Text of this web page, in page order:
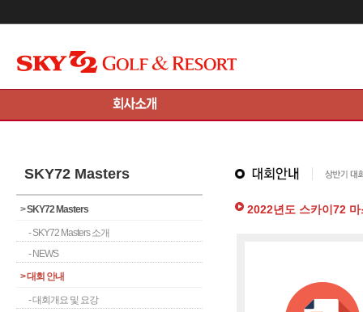
SKY72 Masters
>SKY72 Masters
- SKY72 Masters 소개
- NEWS
>대회 안내
- 대회개요 및 요강
2022년도 스카이72